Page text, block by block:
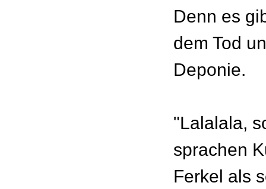
Denn es
dem Tod
Deponie.
"Lalalala,
sprachen
Ferkel als